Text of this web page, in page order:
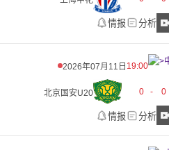
情报 分析
2026年07月11日 19:00
北京国安U20 0 - 0
情报 分析